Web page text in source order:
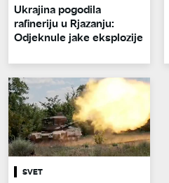
Ukrajina pogodila
rafineriju u Rjazanju:
Odjeknule jake eksplozije
SVET